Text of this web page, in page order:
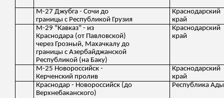
М-27 Джубга - Сочи до
границы с Республикой Грузия
Краснодарский
край
М-29 "Кавказ" - из
Краснодара (от Павловской)
через Грозный, Махачкалу до
границы с Азербайджанской
Республикой (на Баку)
Краснодарский
край
М-25 Новороссийск -
Керченский пролив
Краснодарский
край
Краснодар - Новороссийск (до
Верхнебаканского)
Республика